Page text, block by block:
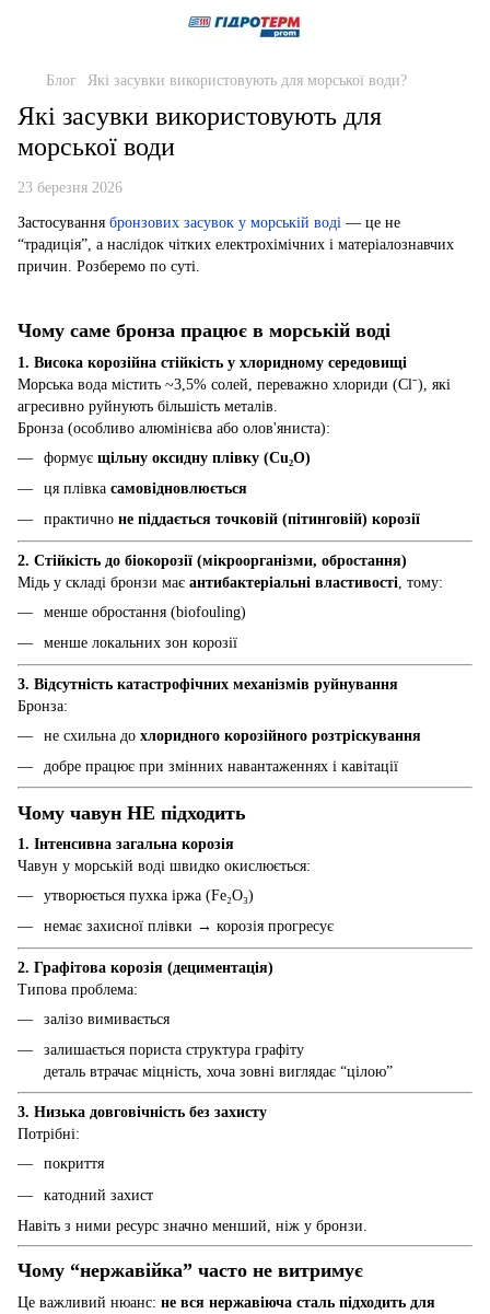
Блог Які засувки використовують для морської води?
Які засувки використовують для
морської води
23 березня 2026
Застосування бронзових засувок у морській воді — це не
“традиція”, а наслідок чітких електрохімічних і матеріалознавчих
причин. Розберемо по суті.
Чому саме бронза працює в морській воді
1. Висока корозійна стійкість у хлоридному середовищі
Морська вода містить ~3,5% солей, переважно хлориди (Cl⁻), які
агресивно руйнують більшість металів.
Бронза (особливо алюмінієва або олов'яниста):
формує щільну оксидну плівку (Cu₂O)
ця плівка самовідновлюється
практично не піддається точковій (пітинговій) корозії
2. Стійкість до біокорозії (мікроорганізми, обростання)
Мідь у складі бронзи має антибактеріальні властивості , тому:
менше обростання (biofouling)
менше локальних зон корозії
3. Відсутність катастрофічних механізмів руйнування
Бронза:
не схильна до хлоридного корозійного розтріскування
добре працює при змінних навантаженнях і кавітації
Чому чавун НЕ підходить
1. Інтенсивна загальна корозія
Чавун у морській воді швидко окислюється:
утворюється пухка іржа (Fe₂O₃)
немає захисної плівки → корозія прогресує
2. Графітова корозія (дециментація)
Типова проблема:
залізо вимивається
залишається пориста структура графіту
деталь втрачає міцність, хоча зовні виглядає “цілою”
3. Низька довговічність без захисту
Потрібні:
покриття
катодний захист
Навіть з ними ресурс значно менший, ніж у бронзи.
Чому “нержавійка” часто не витримує
Це важливий нюанс: не вся нержавіюча сталь підходить для